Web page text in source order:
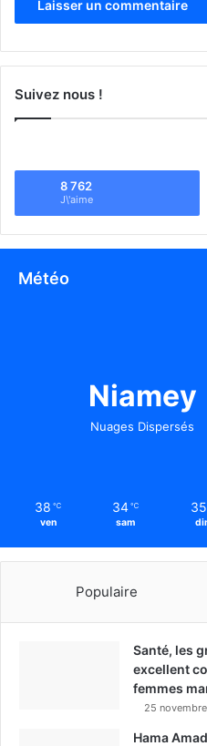
Suivez nous !
8 762
J\'aime
Météo
Niamey
Nuages Dispersés
38 ℃
ven
34 ℃
sam
35
Populaire
Santé, les
excellent
femmes
25
Hama